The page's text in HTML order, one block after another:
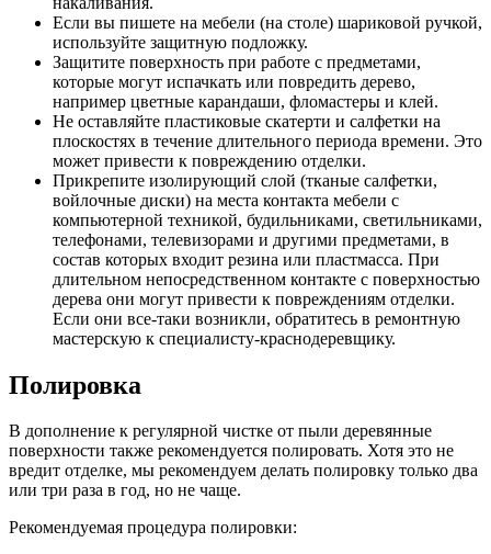
Если вы пишете на мебели (на столе) шариковой ручкой,
используйте защитную подложку.
Защитите поверхность при работе с предметами,
которые могут испачкать или повредить дерево,
например цветные карандаши, фломастеры и клей.
Не оставляйте пластиковые скатерти и салфетки на
плоскостях в течение длительного периода времени. Это
может привести к повреждению отделки.
Прикрепите изолирующий слой (тканые салфетки,
войлочные диски) на места контакта мебели с
компьютерной техникой, будильниками, светильниками,
телефонами, телевизорами и другими предметами, в
состав которых входит резина или пластмасса. При
длительном непосредственном контакте с поверхностью
дерева они могут привести к повреждениям отделки.
Если они все-таки возникли, обратитесь в ремонтную
мастерскую к специалисту-краснодеревщику.
Полировка
В дополнение к регулярной чистке от пыли деревянные
поверхности также рекомендуется полировать. Хотя это не
вредит отделке, мы рекомендуем делать полировку только два
или три раза в год, но не чаще.
Рекомендуемая процедура полировки: